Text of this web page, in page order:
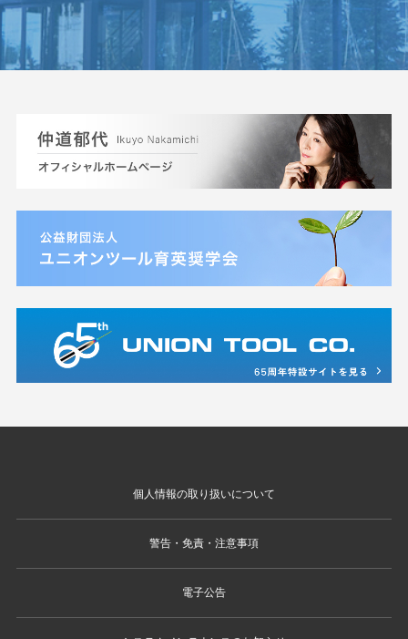
個人情報の取り扱いについて
警告・免責・注意事項
電子公告